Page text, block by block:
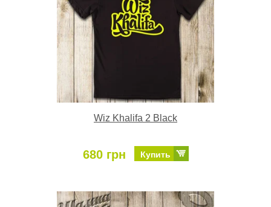
Wiz Khalifa 2 Black
680 грн Купить